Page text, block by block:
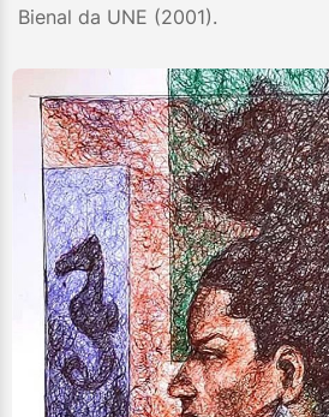
Bienal da UNE (2001).